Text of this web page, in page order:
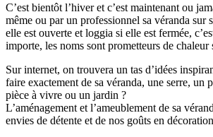
C’est bientôt l’hiver et c’est maintenant ou
même ou par un professionnel sa véranda sur
elle est ouverte et loggia si elle est fermée,
importe, les noms sont prometteurs de chaleur
Sur internet, on trouvera un tas d’idées
faire exactement de sa véranda, une serre, un
pièce à vivre ou un jardin ?
L’aménagement et l’ameublement de sa
envies de détente et de nos goûts en